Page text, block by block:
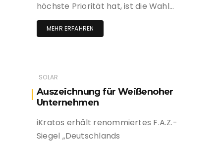
höchste Priorität hat, ist die Wahl…
MEHR ERFAHREN
SOLAR
Auszeichnung für Weißenoher
Unternehmen
iKratos erhält renommiertes F.A.Z.-
Siegel „Deutschlands